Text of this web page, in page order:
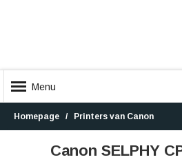
Menu
Homepage Printers van Canon
Canon SELPHY